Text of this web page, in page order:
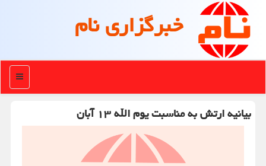
خبرگزاری نام
منو
بیانیه ارتش به مناسبت یوم الله ۱۳ آبان